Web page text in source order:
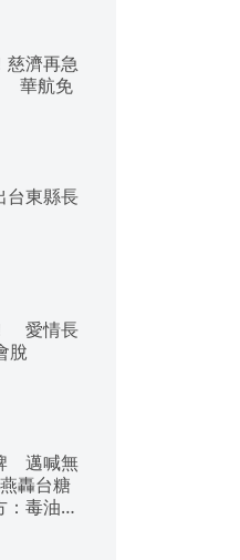
慈濟再急
華航免
台東縣長
愛情長
脫
邁喊無
轟台糖
毒油一